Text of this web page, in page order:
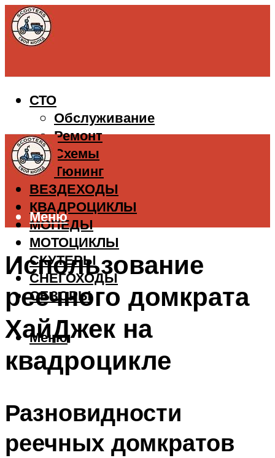
СТО
Обслуживание
Ремонт
Схемы
Тюнинг
ВЕЗДЕХОДЫ
КВАДРОЦИКЛЫ
МОПЕДЫ
МОТОЦИКЛЫ
СКУТЕРЫ
СНЕГОХОДЫ
ОБЗОРЫ
Меню
Меню
Использование
реечного домкрата
ХайДжек на
квадроцикле
Разновидности
реечных домкратов